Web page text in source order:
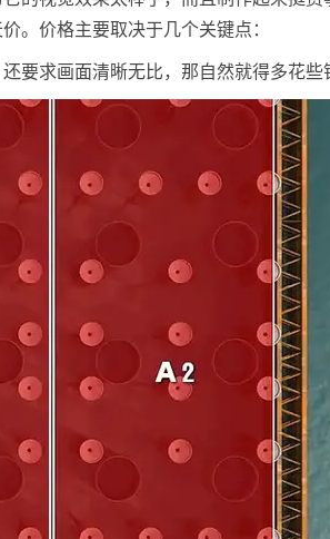
。价格主要取决于几个关键点：
要求画面清晰无比，那自然就得多花些